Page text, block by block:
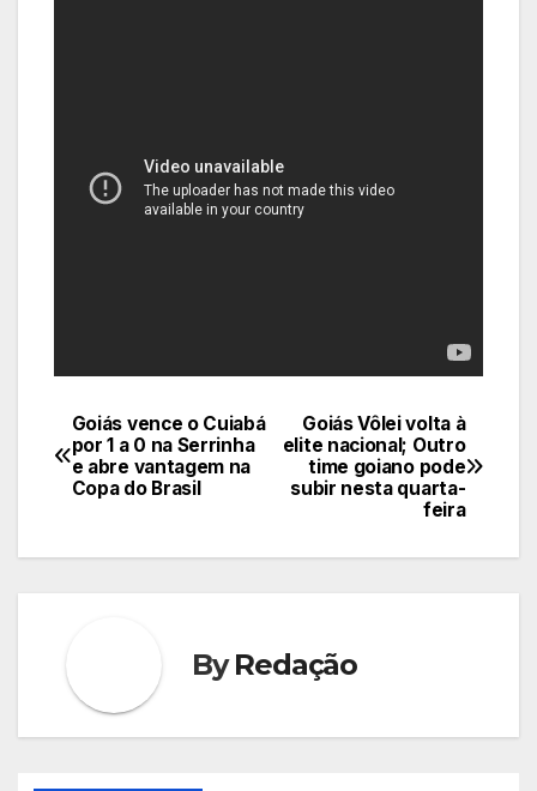
Navegação
de
Goiás Vôlei volta à
elite nacional; Outro
time goiano pode
subir nesta quarta-
feira
Goiás vence o Cuiabá
por 1 a 0 na Serrinha
e abre vantagem na
Copa do Brasil
ByRedação